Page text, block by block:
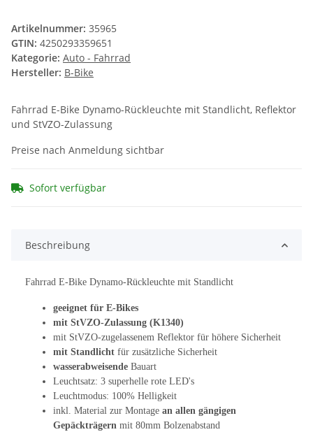
Artikelnummer: 35965
GTIN: 4250293359651
Kategorie: Auto - Fahrrad
Hersteller: B-Bike
Fahrrad E-Bike Dynamo-Rückleuchte mit Standlicht, Reflektor
und StVZO-Zulassung
Preise nach Anmeldung sichtbar
Sofort verfügbar
Beschreibung
Fahrrad E-Bike Dynamo-Rückleuchte mit Standlicht
geeignet für E-Bikes
mit StVZO-Zulassung (K1340)
mit StVZO-zugelassenem Reflektor für höhere Sicherheit
mit Standlicht für zusätzliche Sicherheit
wasserabweisende Bauart
Leuchtsatz: 3 superhelle rote LED's
Leuchtmodus: 100% Helligkeit
inkl. Material zur Montage an allen gängigen
Gepäckträgern mit 80mm Bolzenabstand